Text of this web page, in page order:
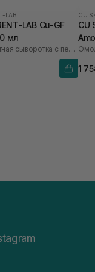
LAB
LAB Cu-GF
мл
Антивозрастная сыворотка с пептидами меди
CU
CU
1